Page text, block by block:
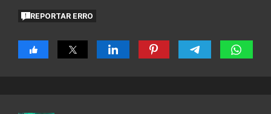
REPORTAR ERRO